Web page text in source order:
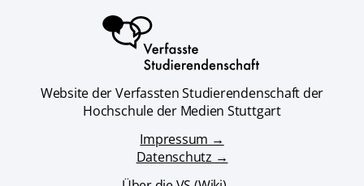
Website der Verfassten Studierendenschaft der
Hochschule der Medien Stuttgart
Impressum →
Datenschutz →